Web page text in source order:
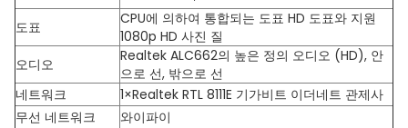
도표
CPU에 의하여 통합되는 도표 HD 도표와 지원
1080p HD 사진 질
오디오
Realtek ALC662의 높은 정의 오디오 (HD), 안
으로 선, 밖으로 선
네트워크
1×Realtek RTL 8111E 기가비트 이더네트 관제사
무선 네트워크
와이파이